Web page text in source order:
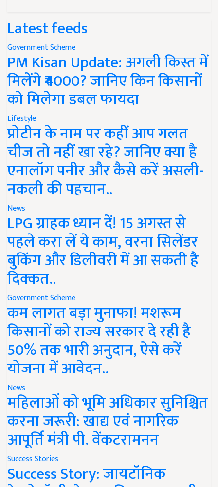
Latest feeds
Government Scheme
PM Kisan Update: अगली किस्त में
मिलेंगे ₹4000? जानिए किन किसानों
को मिलेगा डबल फायदा
Lifestyle
प्रोटीन के नाम पर कहीं आप गलत
चीज तो नहीं खा रहे? जानिए क्या है
एनालॉग पनीर और कैसे करें असली-
नकली की पहचान..
News
LPG ग्राहक ध्यान दें! 15 अगस्त से
पहले करा लें ये काम, वरना सिलेंडर
बुकिंग और डिलीवरी में आ सकती है
दिक्कत..
Government Scheme
कम लागत बड़ा मुनाफा! मशरूम
किसानों को राज्य सरकार दे रही है
50% तक भारी अनुदान, ऐसे करें
योजना में आवेदन..
News
महिलाओं को भूमि अधिकार सुनिश्चित
करना जरूरी: खाद्य एवं नागरिक
आपूर्ति मंत्री पी. वेंकटरामनन
Success Stories
Success Story: जायटॉनिक